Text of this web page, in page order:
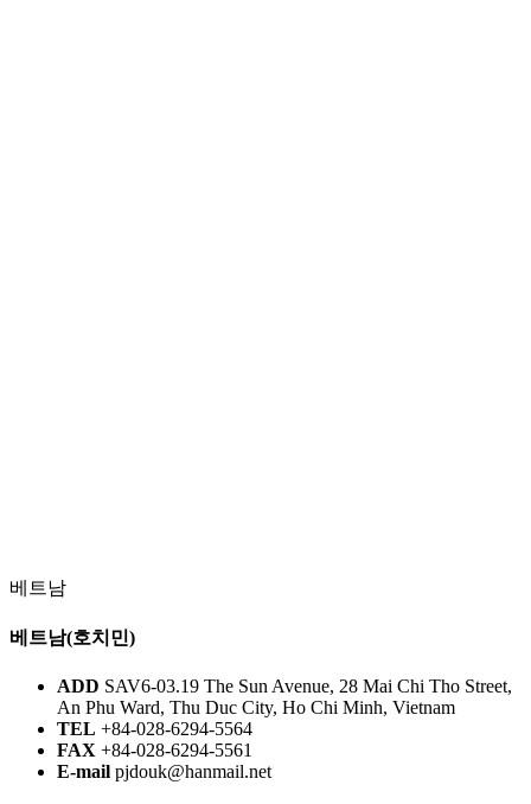
베트남
베트남(호치민)
ADD SAV6-03.19 The Sun Avenue, 28 Mai Chi Tho Street,
An Phu Ward, Thu Duc City, Ho Chi Minh, Vietnam
TEL +84-028-6294-5564
FAX +84-028-6294-5561
E-mail pjdouk@hanmail.net